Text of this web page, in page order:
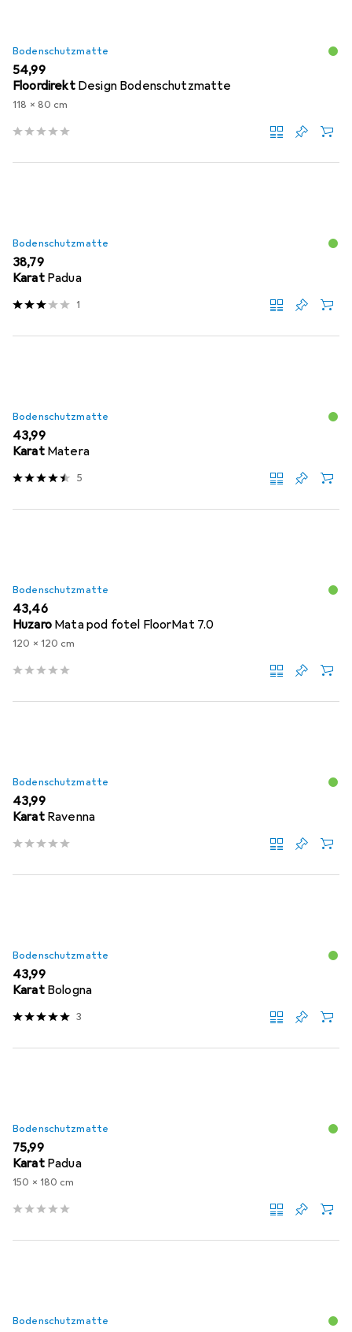
Bodenschutzmatte
EUR
54,99
Floordirekt Design Bodenschutzmatte
118 x 80 cm
Bodenschutzmatte
EUR
38,79
Karat Padua
1
Bodenschutzmatte
EUR
43,99
Karat Matera
5
Bodenschutzmatte
EUR
43,46
Huzaro Mata pod fotel FloorMat 7.0
120 x 120 cm
Bodenschutzmatte
EUR
43,99
Karat Ravenna
Bodenschutzmatte
EUR
43,99
Karat Bologna
3
Bodenschutzmatte
EUR
75,99
Karat Padua
150 x 180 cm
Bodenschutzmatte